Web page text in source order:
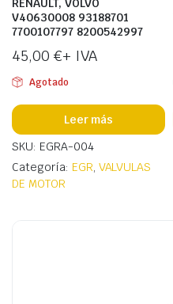
RENAULT, VOLVO
V40630008 93188701
7700107797 8200542997
45,00 €+ IVA
Agotado
Leer más
SKU: EGRA-004
Categoría: EGR, VALVULAS
DE MOTOR